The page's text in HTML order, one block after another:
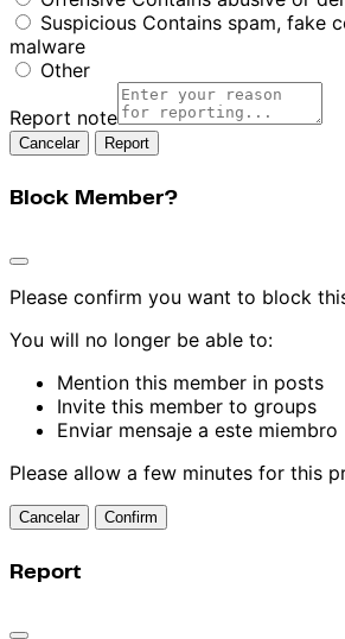
Suspicious Contains spam, fake
malware
Other
Report note
Report
Block Member?
Please confirm you want to block
You will no longer be able to:
Mention this member in posts
Invite this member to groups
Enviar mensaje a este miembro
Please allow a few minutes for this
Confirm
Report